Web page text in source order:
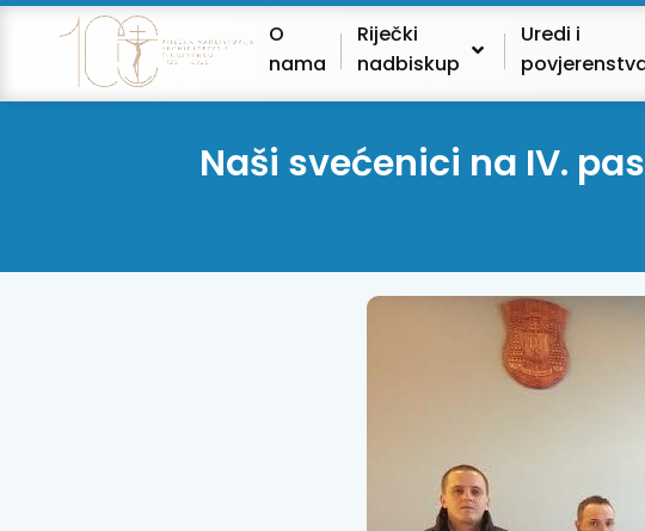
O
nama
Riječki
nadbiskup
Uredi i
Naši svećenici na IV.